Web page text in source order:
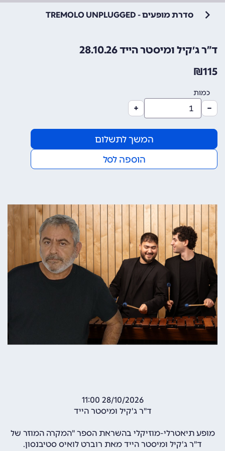
סדרת מופעים - TREMOLO UNPLUGGED
ד”ר ג׳קיל ומיסטר הייד 28.10.26
115
₪
כמות
המשך לתשלום
הוספה לסל
28/10/2026 11:00
ד"ר ג'קיל ומיסטר הייד
מופע תיאטרלי-מוזיקלי בהשראת הספר "המקרה המוזר של
ד"ר ג'קיל ומיסטר הייד מאת רוברט לואיס סטיבנסון.